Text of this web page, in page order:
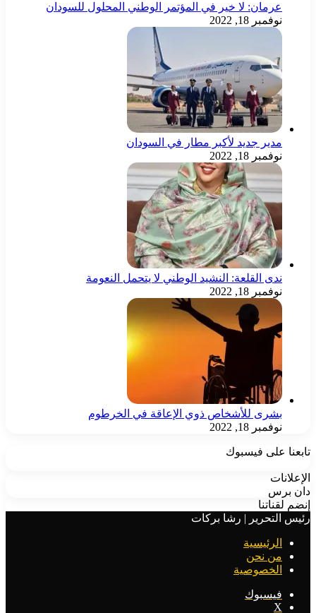
عرمان: لا خير في المؤتمر الوطني المحلول للسودان
نوفمبر 18, 2022
مدير جديد لأكبر مطار في السودان
نوفمبر 18, 2022
ندى القلعة: النشيد الوطني لا يتحمل النعومة
نوفمبر 18, 2022
بشرى للأشخاص ذوي الإعاقة في الخرطوم
نوفمبر 18, 2022
تابعنا على فيسبوك
الإعلانات
دان برس
إنضم لقناتنا
رئيس التحرير | رشا بركات
الرئيسية
من نحن
الخصوصية
فيسبوك
‫X